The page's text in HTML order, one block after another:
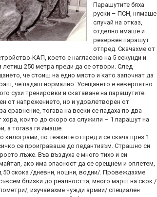
Парашутите бяха
руски – ПСН, нямаше
случай на отказ,
отделно имаше и
резервен парашут
отпред. Скачахме от
КАП, което е нагласено на 5 секунди и
летиш 250 метра преди да се отвори. След
че стоиш на едно място и като започнат да
че падаш нормално. Усещането е невероятно
сухи тренировки и скатаване на парашутите.
от напрежението, но и удовлетворен от
сравнение, тогава на всеки се падаха по два
които до скоро са служили – 1 парашут на
а тогава ги имаше.
по тежките отпред и се скача през 1
се проиграваше до педантизъм. Страшно си
лъже. Във въздуха е много тихо и си
ако има опасност да се срещнем и оплетем,
скока /дневни, нощни, водни/. Провеждахме
близки до реалността, много марш на скок /
, изучавахме чужди армии/ специален